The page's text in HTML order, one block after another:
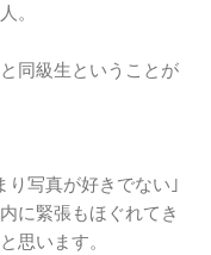
。
同級生ということが
り写真が好きでない｣
に緊張もほぐれてき
思います。